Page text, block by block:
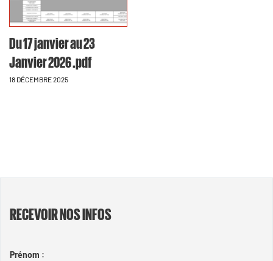
Du 17 janvier au 23
Janvier 2026 .pdf
18 DÉCEMBRE 2025
RECEVOIR NOS INFOS
Prénom :